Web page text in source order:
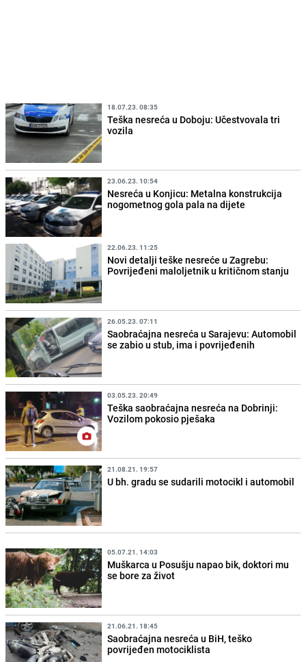
18.07.23. 08:35
Teška nesreća u Doboju: Učestvovala tri
vozila
23.06.23. 10:54
Nesreća u Konjicu: Metalna konstrukcija
nogometnog gola pala na dijete
22.06.23. 11:25
Novi detalji teške nesreće u Zagrebu:
Povrijeđeni maloljetnik u kritičnom stanju
26.05.23. 07:11
Saobraćajna nesreća u Sarajevu: Automobil
se zabio u stub, ima i povrijeđenih
03.05.23. 20:49
Teška saobraćajna nesreća na Dobrinji:
Vozilom pokosio pješaka
21.08.21. 19:57
U bh. gradu se sudarili motocikl i automobil
05.07.21. 14:03
Muškarca u Posušju napao bik, doktori mu
se bore za život
21.06.21. 18:45
Saobraćajna nesreća u BiH, teško
povrijeđen motociklista